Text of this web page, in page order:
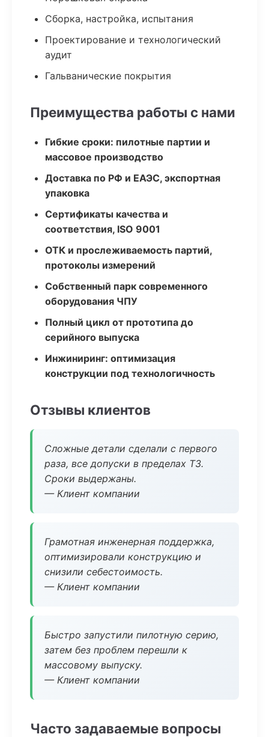
Сборка, настройка, испытания
Проектирование и технологический
аудит
Гальванические покрытия
Преимущества работы с нами
Гибкие сроки: пилотные партии и
массовое производство
Доставка по РФ и ЕАЭС, экспортная
упаковка
Сертификаты качества и
соответствия, ISO 9001
ОТК и прослеживаемость партий,
протоколы измерений
Собственный парк современного
оборудования ЧПУ
Полный цикл от прототипа до
серийного выпуска
Инжиниринг: оптимизация
конструкции под технологичность
Отзывы клиентов
Сложные детали сделали с первого
раза, все допуски в пределах ТЗ.
Сроки выдержаны.
— Клиент компании
Грамотная инженерная поддержка,
оптимизировали конструкцию и
снизили себестоимость.
— Клиент компании
Быстро запустили пилотную серию,
затем без проблем перешли к
массовому выпуску.
— Клиент компании
Часто задаваемые вопросы